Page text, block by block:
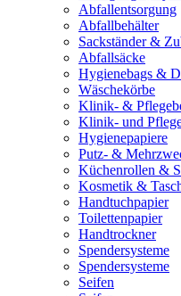
Abfallentsorgung
Abfallbehälter
Sackständer &
Abfallsäcke
Hygienebags &
Wäschekörbe
Klinik- &
Klinik- und
Hygienepapiere
Putz- &
Küchenrollen &
Kosmetik &
Handtuchpapier
Toilettenpapier
Handtrockner
Spendersysteme
Spendersysteme
Seifen